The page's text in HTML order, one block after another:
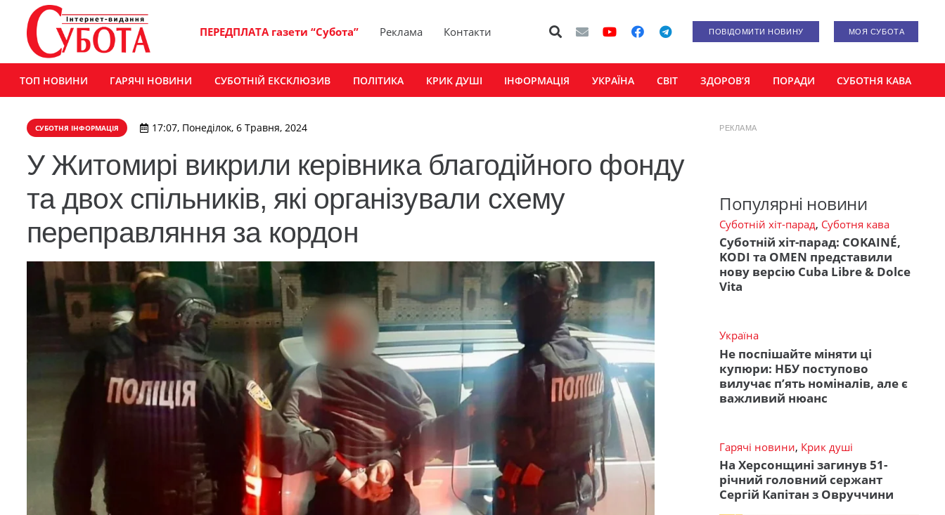
ПЕРЕДПЛАТА газети “Субота” Реклама Контакти ПОВІДОМИТИ НОВИНУ МОЯ СУБОТА
ТОП НОВИНИ ГАРЯЧІ НОВИНИ СУБОТНІЙ ЕКСКЛЮЗИВ ПОЛІТИКА КРИК ДУШІ ІНФОРМАЦІЯ УКРАЇНА СВІТ ЗДОРОВ’Я ПОРАДИ СУБОТНЯ КАВА
СУБОТНЯ ІНФОРМАЦІЯ 17:07, Понеділок, 6 Травня, 2024
У Житомирі викрили керівника благодійного фонду
та двох спільників, які організували схему
переправляння за кордон
РЕКЛАМА
Популярні новини
Суботній хіт-парад, Суботня кава
Суботній хіт-парад: COKAINÉ,
KODI та OMEN представили
нову версію Cuba Libre & Dolce
Vita
Україна
Не поспішайте міняти ці
купюри: НБУ поступово
вилучає п’ять номіналів, але є
важливий нюанс
Гарячі новини, Крик душі
На Херсонщині загинув 51-
річний головний сержант
Сергій Капітан з Овруччини